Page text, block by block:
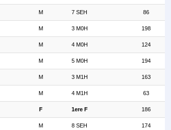
M 7 SEH 86
M 3 M0H 198
M 4 M0H 124
M 5 M0H 194
M 3 M1H 163
M 4 M1H 63
F 1ere F 186
M 8 SEH 174